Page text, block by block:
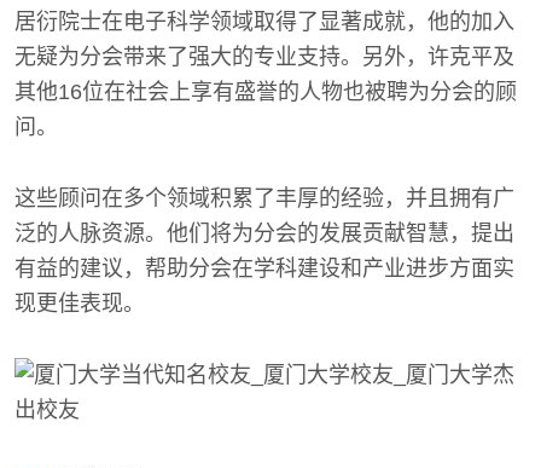
居衍院士在电子科学领域取得了显著成就，他的加入
无疑为分会带来了强大的专业支持。另外，许克平及
其他16位在社会上享有盛誉的人物也被聘为分会的顾
问。
这些顾问在多个领域积累了丰厚的经验，并且拥有广
泛的人脉资源。他们将为分会的发展贡献智慧，提出
有益的建议，帮助分会在学科建设和产业进步方面实
现更佳表现。